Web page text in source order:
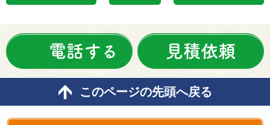
電話する 見積依頼
このページの先頭へ戻る